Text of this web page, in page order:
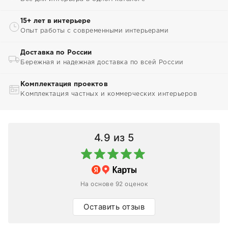
15+ лет в интерьере
Опыт работы с современными интерьерами
Доставка по России
Бережная и надежная доставка по всей России
Комплектация проектов
Комплектация частных и коммерческих интерьеров
4.9 из 5
На основе 92 оценок
Оставить отзыв